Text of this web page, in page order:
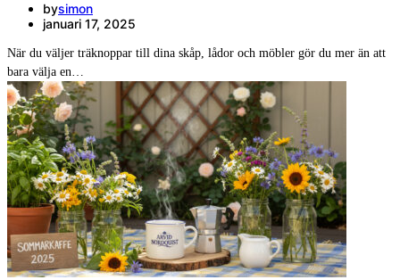
bysimon
januari 17, 2025
När du väljer träknoppar till dina skåp, lådor och möbler gör du mer än att
bara välja en…